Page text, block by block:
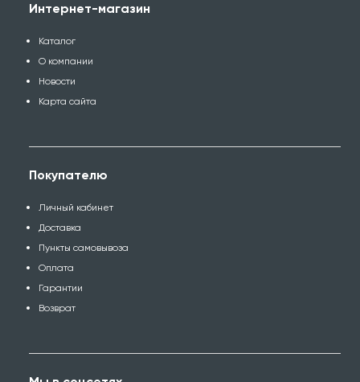
Интернет-магазин
Каталог
О компании
Новости
Карта сайта
Покупателю
Личный кабинет
Доставка
Пункты самовывоза
Оплата
Гарантии
Возврат